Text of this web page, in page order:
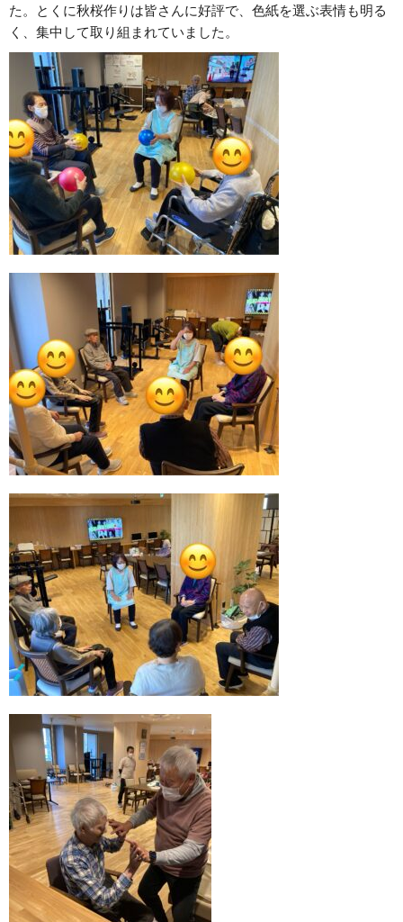
た。とくに秋桜作りは皆さんに好評で、色紙を選ぶ表情も明る
く、集中して取り組まれていました。